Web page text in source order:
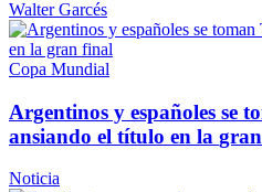
Walter Garcés
Copa Mundial
Argentinos y españoles se
ansiando el título en la
Noticia